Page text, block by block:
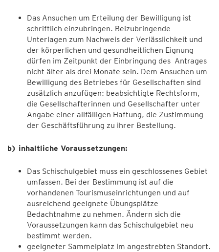
Das Ansuchen um Erteilung der Bewilligung ist
schriftlich einzubringen. Beizubringende
Unterlagen zum Nachweis der Verlässlichkeit und
der körperlichen und gesundheitlichen Eignung
dürfen im Zeitpunkt der Einbringung des Antrages
nicht älter als drei Monate sein. Dem Ansuchen um
Bewilligung des Betriebes für Gesellschaften sind
zusätzlich anzufügen: beabsichtigte Rechtsform,
die Gesellschafterinnen und Gesellschafter unter
Angabe einer allfälligen Haftung, die Zustimmung
der Geschäftsführung zu ihrer Bestellung.
b) inhaltliche Voraussetzungen:
Das Schischulgebiet muss ein geschlossenes Gebiet
umfassen. Bei der Bestimmung ist auf die
vorhandenen Tourismuseinrichtungen und auf
ausreichend geeignete Übungsplätze
Bedachtnahme zu nehmen. Ändern sich die
Voraussetzungen kann das Schischulgebiet neu
bestimmt werden.
geeigneter Sammelplatz im angestrebten Standort.